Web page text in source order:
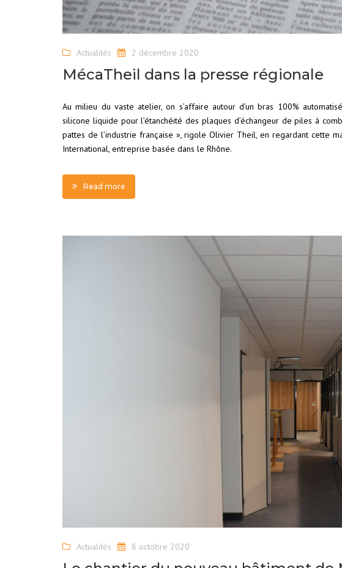
Actualités 2 décembre 2020
MécaTheil dans la presse régionale
Au milieu du vaste atelier, on s’affaire autour d’un bras 100%
silicone liquide pour l’étanchéité des plaques d’échangeur de piles à
pattes de l’industrie française », rigole Olivier Theil, en regardant cette
International, entreprise basée dans le Rhône.
Read more
Actualités 8 octobre 2020